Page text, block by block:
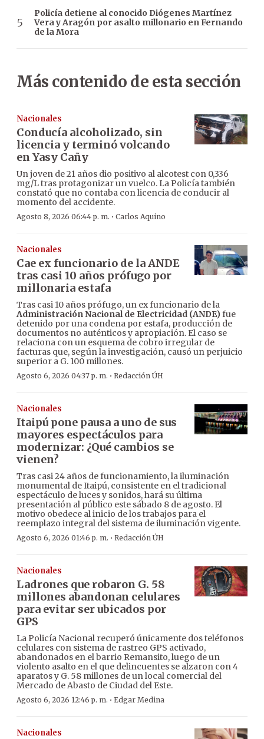
Policía detiene al conocido Diógenes Martínez
Vera y Aragón por asalto millonario en Fernando
de la Mora
Más contenido de esta sección
Nacionales
Conducía alcoholizado, sin
licencia y terminó volcando
en Yasy Cañy
Un joven de 21 años dio positivo al alcotest con 0,336
mg/L tras protagonizar un vuelco. La Policía también
constató que no contaba con licencia de conducir al
momento del accidente.
Agosto 8, 2026 06:44 p. m. · Carlos Aquino
Nacionales
Cae ex funcionario de la ANDE
tras casi 10 años prófugo por
millonaria estafa
Tras casi 10 años prófugo, un ex funcionario de la
Administración Nacional de Electricidad (ANDE)fue
detenido por una condena por estafa, producción de
documentos no auténticos y apropiación. El caso se
relaciona con un esquema de cobro irregular de
facturas que, según la investigación, causó un perjuicio
superior a G. 100 millones.
Agosto 6, 2026 04:37 p. m. · Redacción ÚH
Nacionales
Itaipú pone pausa a uno de sus
mayores espectáculos para
modernizar: ¿Qué cambios se
vienen?
Tras casi 24 años de funcionamiento, la iluminación
monumental de Itaipú, consistente en el tradicional
espectáculo de luces y sonidos, hará su última
presentación al público este sábado 8 de agosto. El
motivo obedece al inicio de los trabajos para el
reemplazo integral del sistema de iluminación vigente.
Agosto 6, 2026 01:46 p. m. · Redacción ÚH
Nacionales
Ladrones que robaron G. 58
millones abandonan celulares
para evitar ser ubicados por
GPS
La Policía Nacional recuperó únicamente dos teléfonos
celulares con sistema de rastreo GPS activado,
abandonados en el barrio Remansito, luego de un
violento asalto en el que delincuentes se alzaron con 4
aparatos y G. 58 millones de un local comercial del
Mercado de Abasto de Ciudad del Este.
Agosto 6, 2026 12:46 p. m. · Edgar Medina
Nacionales